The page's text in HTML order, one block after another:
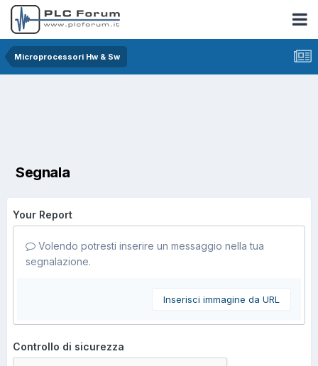
Microprocessori Hw & Sw
Segnala
Your Report
Volendo potresti inserire un messaggio nella tua
segnalazione.
Inserisci immagine da URL
Controllo di sicurezza